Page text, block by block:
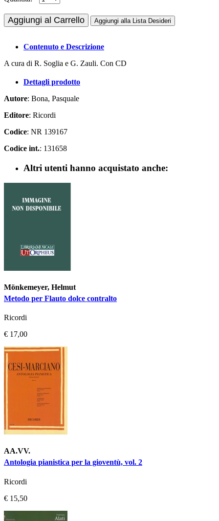
Aggiungi al Carrello Aggiungi alla Lista Desideri
Contenuto e Descrizione
A cura di R. Soglia e G. Zauli. Con CD
Dettagli prodotto
Autore: Bona, Pasquale
Editore: Ricordi
Codice: NR 139167
Codice int.: 131658
Altri utenti hanno acquistato anche:
Mönkemeyer, Helmut
Metodo per Flauto dolce contralto
Ricordi
€ 17,00
AA.VV.
Antologia pianistica per la gioventù, vol. 2
Ricordi
€ 15,50